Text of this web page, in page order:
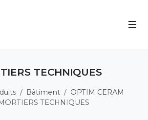
TECHNIQUES
Bâtiment
OPTIM CERAM
TECHNIQUES